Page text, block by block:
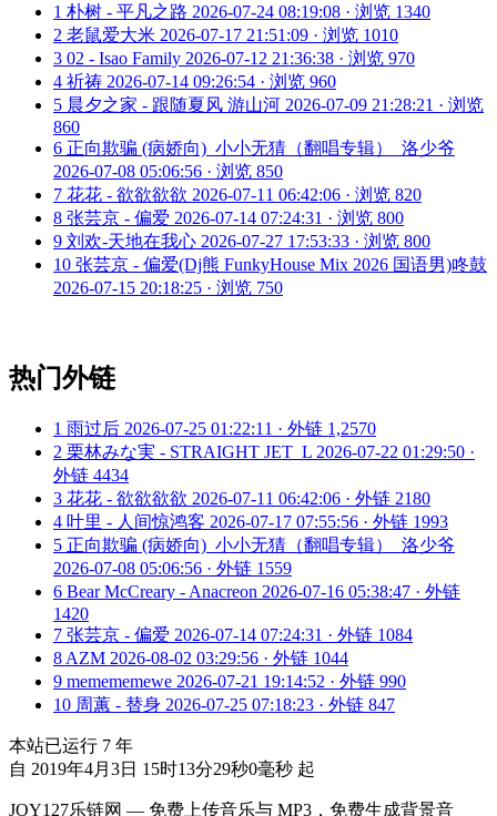
1 朴树 - 平凡之路 2026-07-24 08:19:08 · 浏览 1340
2 老鼠爱大米 2026-07-17 21:51:09 · 浏览 1010
3 02 - Isao Family 2026-07-12 21:36:38 · 浏览 970
4 祈祷 2026-07-14 09:26:54 · 浏览 960
5 晨夕之家 - 跟随夏风 游山河 2026-07-09 21:28:21 · 浏览
860
6 正向欺骗 (病娇向)_小小无猜（翻唱专辑）_洛少爷
2026-07-08 05:06:56 · 浏览 850
7 花花 - 欲欲欲欲 2026-07-11 06:42:06 · 浏览 820
8 张芸京 - 偏爱 2026-07-14 07:24:31 · 浏览 800
9 刘欢-天地在我心 2026-07-27 17:53:33 · 浏览 800
10 张芸京 - 偏爱(Dj熊 FunkyHouse Mix 2026 国语男)咚鼓
2026-07-15 20:18:25 · 浏览 750
热门外链
1 雨过后 2026-07-25 01:22:11 · 外链 1,2570
2 栗林みな実 - STRAIGHT JET_L 2026-07-22 01:29:50 ·
外链 4434
3 花花 - 欲欲欲欲 2026-07-11 06:42:06 · 外链 2180
4 叶里 - 人间惊鸿客 2026-07-17 07:55:56 · 外链 1993
5 正向欺骗 (病娇向)_小小无猜（翻唱专辑）_洛少爷
2026-07-08 05:06:56 · 外链 1559
6 Bear McCreary - Anacreon 2026-07-16 05:38:47 · 外链
1420
7 张芸京 - 偏爱 2026-07-14 07:24:31 · 外链 1084
8 AZM 2026-08-02 03:29:56 · 外链 1044
9 memememewe 2026-07-21 19:14:52 · 外链 990
10 周蕙 - 替身 2026-07-25 07:18:23 · 外链 847
本站已运行 7 年
自 2019年4月3日 15时13分29秒0毫秒 起
JOY127乐链网 — 免费上传音乐与 MP3，免费生成背景音